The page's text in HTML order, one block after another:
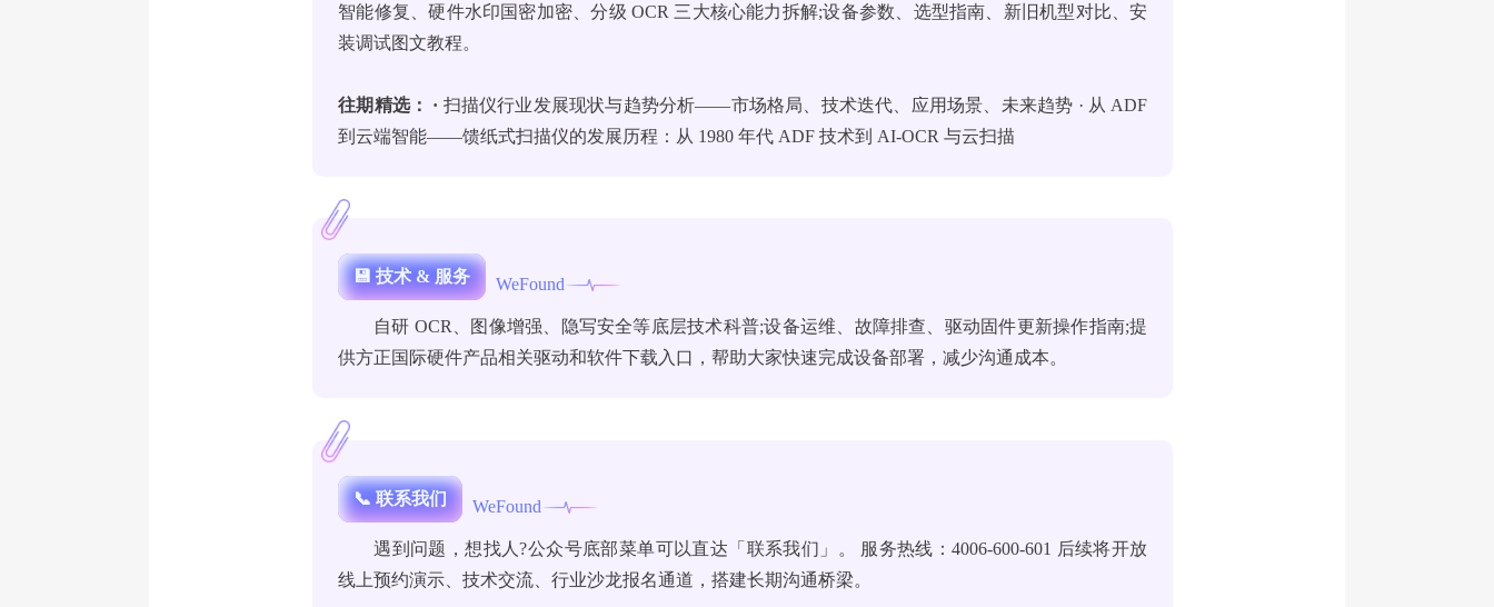
智能修复、硬件水印国密加密、分级 OCR 三大核心能力拆解;设备参数、选型指南、新旧机型对比、安
装调试图文教程。
往期精选： · 扫描仪行业发展现状与趋势分析——市场格局、技术迭代、应用场景、未来趋势 · 从 ADF
到云端智能——馈纸式扫描仪的发展历程：从 1980 年代 ADF 技术到 AI-OCR 与云扫描
💾 技术 & 服务 WeFound
自研 OCR、图像增强、隐写安全等底层技术科普;设备运维、故障排查、驱动固件更新操作指南;提
供方正国际硬件产品相关驱动和软件下载入口，帮助大家快速完成设备部署，减少沟通成本。
📞 联系我们 WeFound
遇到问题，想找人?公众号底部菜单可以直达「联系我们」。 服务热线：4006-600-601 后续将开放
线上预约演示、技术交流、行业沙龙报名通道，搭建长期沟通桥梁。